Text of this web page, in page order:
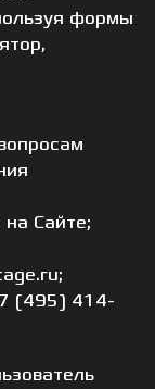
формы
Сайте;
(495) 414-